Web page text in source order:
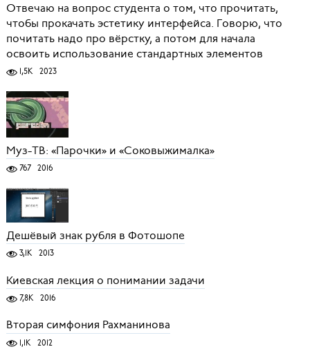
Отвечаю на вопрос студента о том, что прочитать,
чтобы прокачать эстетику интерфейса. Говорю, что
почитать надо про вёрстку, а потом для начала
освоить использование стандартных элементов
1,5K 2023
Муз-ТВ: «Парочки» и «Соковыжималка»
767 2016
Дешёвый знак рубля в Фотошопе
3,1K 2013
Киевская лекция о понимании задачи
7,8K 2016
Вторая симфония Рахманинова
1,1K 2012